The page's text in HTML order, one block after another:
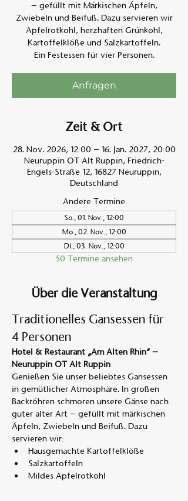
– gefüllt mit Märkischen Äpfeln,
Zwiebeln und Beifuß. Dazu servieren wir
Apfelrotkohl, herzhaften Grünkohl,
Kartoffelklöße und Salzkartoffeln.
Ein Festessen für vier Personen.
Anfragen
Zeit & Ort
28. Nov. 2026, 12:00 – 16. Jan. 2027, 20:00
Neuruppin OT Alt Ruppin, Friedrich-
Engels-Straße 12, 16827 Neuruppin,
Deutschland
Andere Termine
So., 01. Nov., 12:00
Mo., 02. Nov., 12:00
Di., 03. Nov., 12:00
50 Termine ansehen
Über die Veranstaltung
Traditionelles Gansessen für
4 Personen
Hotel & Restaurant „Am Alten Rhin“ –
Neuruppin OT Alt Ruppin
Genießen Sie unser beliebtes Gansessen
in gemütlicher Atmosphäre. In großen
Backröhren schmoren unsere Gänse nach
guter alter Art – gefüllt mit märkischen
Äpfeln, Zwiebeln und Beifuß. Dazu
servieren wir:
Hausgemachte Kartoffelklöße
Salzkartoffeln
Mildes Apfelrotkohl